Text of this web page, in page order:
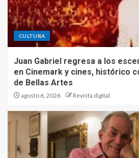
CULTURA
Juan Gabriel regresa a los
en Cinemark y cines, histórico
de Bellas Artes
agosto 6, 2026 Revista digital